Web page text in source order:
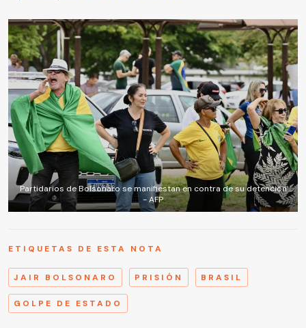
Partidarios de Bolsonaro se manifiestan en contra de su detención
- AFP
ETIQUETAS DE ESTA NOTA
JAIR BOLSONARO PRISIÓN BRASIL
GOLPE DE ESTADO